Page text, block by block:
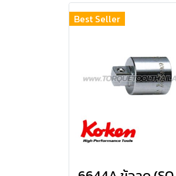
Best Seller